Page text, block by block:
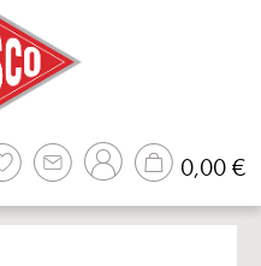
0,00 €